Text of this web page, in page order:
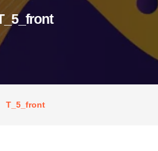
T_5_front